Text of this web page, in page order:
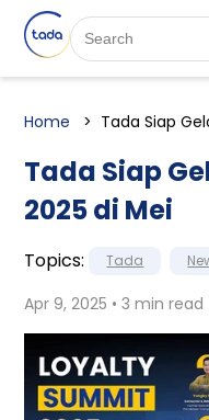
Home Tada Siap
Tada Siap
2025 di Mei
Topics: Tada
Apr 9, 2025 • 3 min read